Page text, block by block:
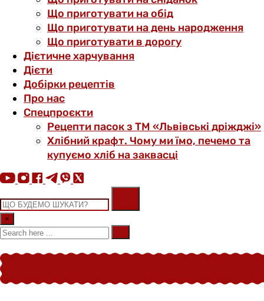
Що приготувати на обід
Що приготувати на день народження
Що приготувати в дорогу
Дієтичне харчування
Дієти
Добірки рецептів
Про нас
Спецпроєкти
Рецепти пасок з ТМ «Львівські дріжджі»
Хлібний крафт. Чому ми їмо, печемо та
купуємо хліб на заквасці
×